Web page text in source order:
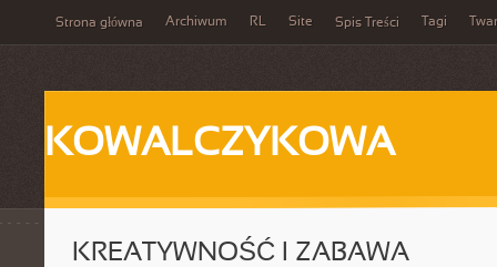
Strona główna Archiwum RL Site Spis Treści Tagi
KOWALCZYKOWA
KREATYWNOŚĆ I ZABAWA